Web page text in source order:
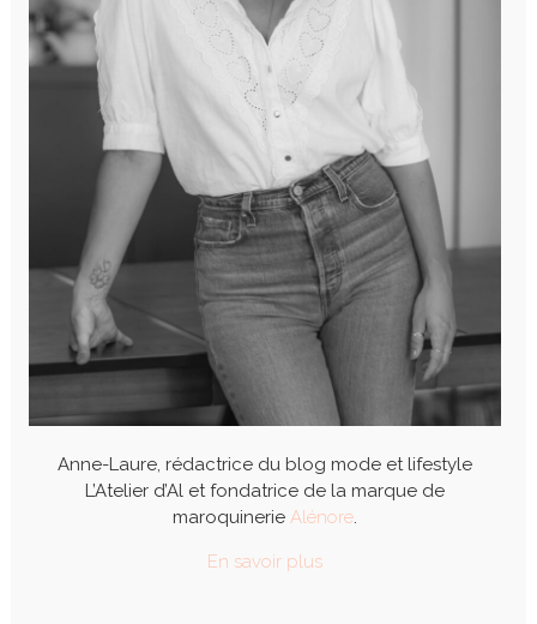
Anne-Laure, rédactrice du blog mode et lifestyle
L’Atelier d’Al et fondatrice de la marque de
maroquinerie Alénore.
En savoir plus